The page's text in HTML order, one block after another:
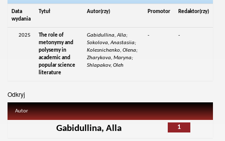
Data
wydania
Tytuł Autor(rzy) Promotor Redaktor(rzy)
2025
The role of
metonymy and
polysemy in
academic and
popular science
literature
Gabidullina, Alla;
Sokolova, Anastasiia;
Kolesnichenko, Olena;
Zharykova, Maryna;
Shlapakov, Oleh
- -
Odkryj
Autor
1
Gabidullina, Alla